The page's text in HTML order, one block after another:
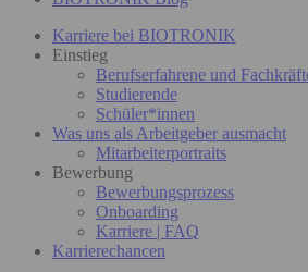
Karriere bei BIOTRONIK
Einstieg
Berufserfahrene und
Studierende
Schüler*innen
Was uns als Arbeitgeber ausmacht
Mitarbeiterportraits
Bewerbung
Bewerbungsprozess
Onboarding
Karriere | FAQ
Karrierechancen